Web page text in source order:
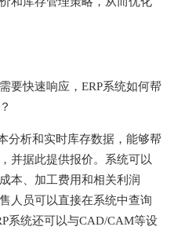
要快速响应，ERP系统如何帮
分析和实时库存数据，能够帮
并据此提供报价。系统可以
本、加工费用和相关利润
人员可以直接在系统中查询
系统还可以与CAD/CAM等设